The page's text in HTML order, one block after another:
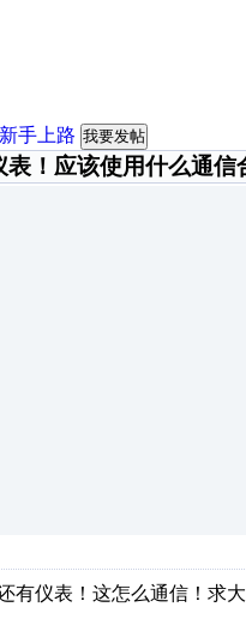
新手上路 我要发帖
！应该使用什么通信
有仪表！这怎么通信！求